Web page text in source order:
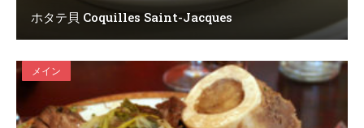
ホタテ貝 Coquilles Saint-Jacques
メイン